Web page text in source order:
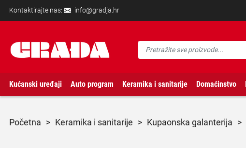
Kontaktirajte nas: info@gradja.hr
Kućanski uređaji Auto program Keramika i sanitarije Domaćinstvo
početna > keramika i sanitarije > kupaonska galanterija >